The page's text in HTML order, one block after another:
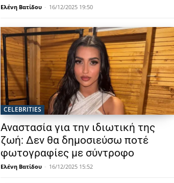
Ελένη Βατίδου - 16/12/2025 19:50
CELEBRITIES
Αναστασία για την ιδιωτική της
ζωή: Δεν θα δημοσιεύσω ποτέ
φωτογραφίες με σύντροφο
Ελένη Βατίδου - 16/12/2025 15:52